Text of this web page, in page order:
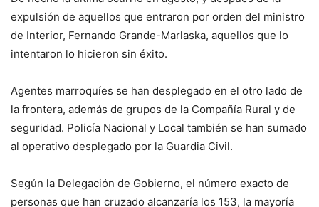
expulsión de aquellos que entraron por orden del ministro
de Interior, Fernando Grande-Marlaska, aquellos que lo
intentaron lo hicieron sin éxito.
Agentes marroquíes se han desplegado en el otro lado de
la frontera, además de grupos de la Compañía Rural y de
seguridad. Policía Nacional y Local también se han sumado
al operativo desplegado por la Guardia Civil.
Según la Delegación de Gobierno, el número exacto de
personas que han cruzado alcanzaría los 153, la mayoría